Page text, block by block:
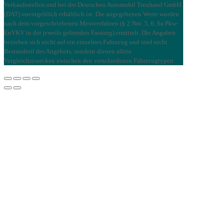
Verkaufsstellen und bei der Deutschen Automobil Treuhand GmbH
(DAT) unentgeltlich erhältlich ist. Die angegebenen Werte wurden
nach dem vorgeschriebenen Messverfahren (§ 2 Nrn. 5, 6, 6a Pkw-
EnVKV in der jeweils geltenden Fassung) ermittelt. Die Angaben
beziehen sich nicht auf ein einzelnes Fahrzeug und sind nicht
Bestandteil des Angebots, sondern dienen allein
Vergleichszwecken zwischen den verschiedenen Fahrzeugtypen.